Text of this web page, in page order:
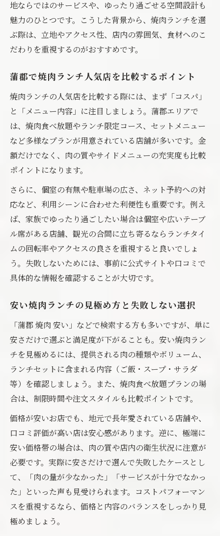
地ならではのサービスや、ゆったり過ごせる空間設計も
魅力のひとつです。こうした背景から、焼肉ランチを選
ぶ際は、立地やアクセス性、店内の雰囲気、食材へのこ
だわりを重視するのがおすすめです。
蒲郡で焼肉ランチ人気店を比較するポイント
焼肉ランチの人気店を比較する際には、まず「コスパ」
と「メニュー内容」に注目しましょう。蒲郡エリアで
は、焼肉食べ放題やランチ限定コース、セットメニュー
など多様なプランが用意されている店舗が多いです。金
額だけでなく、肉の質やサイドメニューの充実度も比較
ポイントになります。
さらに、個室の有無や駐車場の広さ、ネット予約への対
応など、利用シーンに合わせた利便性も重要です。例え
ば、家族でゆったり過ごしたい場合は個室や広いテーブ
ル席がある店舗、観光の合間に立ち寄るならランチタイ
ムの回転率やアクセスの良さを重視すると良いでしょ
う。失敗しないためには、事前に公式サイトや口コミで
具体的な情報を確認することが大切です。
安い焼肉ランチの見極め方と失敗しない選択
「蒲郡 焼肉 安い」などで検索する方も多いですが、単に
安さだけで選ぶと満足度が下がることも。安い焼肉ラン
チを見極めるには、提供される肉の種類やボリューム、
ランチセットに含まれる内容（ご飯・スープ・サラダ
等）を確認しましょう。また、焼肉食べ放題プランの場
合は、制限時間や注文スタイルも比較ポイントです。
価格が安いお店でも、地元で長年愛されている店舗や、
口コミ評価が高い店は安心感があります。逆に、極端に
安い価格帯の場合は、肉の質や店内の衛生状況に注意が
必要です。実際に安さだけで選んで失敗したケースとし
て、「肉の量が少なかった」「サービスが十分でなかっ
た」といった声も見受けられます。コストパフォーマン
スを重視するなら、価格と内容のバランスをしっかり見
極めましょう。